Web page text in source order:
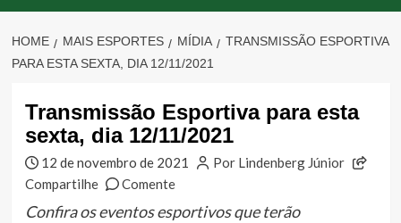
HOME MAIS ESPORTES MÍDIA
TRANSMISSÃO ESPORTIVA
PARA ESTA SEXTA, DIA 12/11/2021
Transmissão Esportiva para esta
sexta, dia 12/11/2021
12 de novembro de 2021
Por Lindenberg Júnior
Compartilhe
Comente
Confira os eventos esportivos que terão